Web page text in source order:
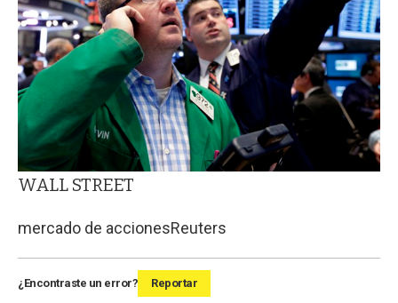
WALL STREET
mercado de accionesReuters
¿Encontraste un error? Reportar